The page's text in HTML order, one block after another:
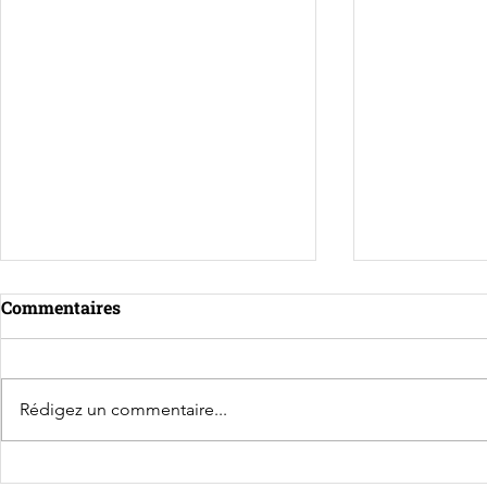
Commentaires
Rédigez un commentaire...